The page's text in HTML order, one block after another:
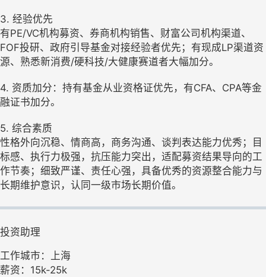
3. 经验优先
有PE/VC机构募资、券商机构销售、财富公司机构渠道、
FOF投研、政府引导基金对接经验者优先；有现成LP渠道资
源、熟悉新消费/硬科技/大健康赛道者大幅加分。
4. 资质加分：持有基金从业资格证优先，有CFA、CPA等金
融证书加分。
5. 综合素质
性格外向沉稳、情商高，商务沟通、谈判表达能力优秀；目
标感、执行力极强，抗压能力突出，适配募资结果导向的工
作节奏；细致严谨、责任心强，具备优秀的资源整合能力与
长期维护意识，认同一级市场长期价值。
投资助理
工作城市：上海
薪资：15k-25k